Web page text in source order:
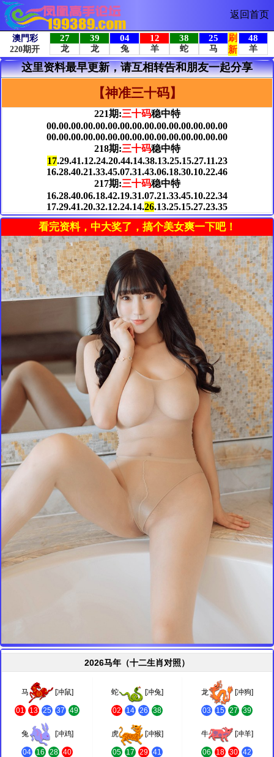
返回首页
这里资料最早更新，请互相转告和朋友一起分享
【神准三十码】
221期:三十码稳中特
00.00.00.00.00.00.00.00.00.00.00.00.00.00.00
00.00.00.00.00.00.00.00.00.00.00.00.00.00.00
218期:三十码稳中特
17.29.41.12.24.20.44.14.38.13.25.15.27.11.23
16.28.40.21.33.45.07.31.43.06.18.30.10.22.46
217期:三十码稳中特
16.28.40.06.18.42.19.31.07.21.33.45.10.22.34
17.29.41.20.32.12.24.14.26.13.25.15.27.23.35
看完资料，中大奖了，搞个美女爽一下吧！
2026马年（十二生肖对照）
马 [冲鼠]
01 13 25 37 49
蛇 [冲兔]
02 14 26 38
龙 [冲狗]
03 15 27 39
兔 [冲鸡]
04 16 28 40
虎 [冲猴]
05 17 29 41
牛 [冲羊]
06 18 30 42